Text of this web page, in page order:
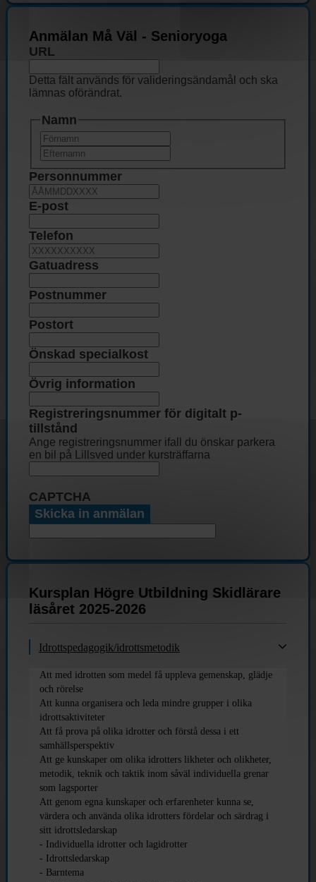
Anmälan Må Väl - Senioryoga
URL
Detta fält används för valideringsändamål och ska
lämnas oförändrat.
Namn
Personnummer
E-post
Telefon
Gatuadress
Postnummer
Postort
Önskad specialkost
Övrig information
Registreringsnummer för digitalt p-
tillstånd
Ange registreringsnummer ifall du önskar parkera
en bil på Lillsved under kursträffarna
CAPTCHA
Kursplan Högre Utbildning Skidlärare
läsåret 2025-2026
Idrottspedagogik/idrottsmetodik
Att med idrotten som medel få uppleva gemenskap, glädje
och rörelse
Att kunna organisera och leda mindre grupper i olika
idrottsaktiviteter
Att få prova på olika idrotter och förstå dessa i ett
samhällsperspektiv
Att ge kunskaper om olika idrotters likheter och olikheter,
metodik, teknik och taktik inom såväl individuella grenar
som lagsporter
Att genom egna kunskaper och erfarenheter kunna se,
värdera och använda olika idrotters fördelar och särdrag i
sitt idrottsledarskap
- Individuella idrotter och lagidrotter
- Idrottsledarskap
- Barntema